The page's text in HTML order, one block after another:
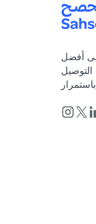
أفضل
التوصيل